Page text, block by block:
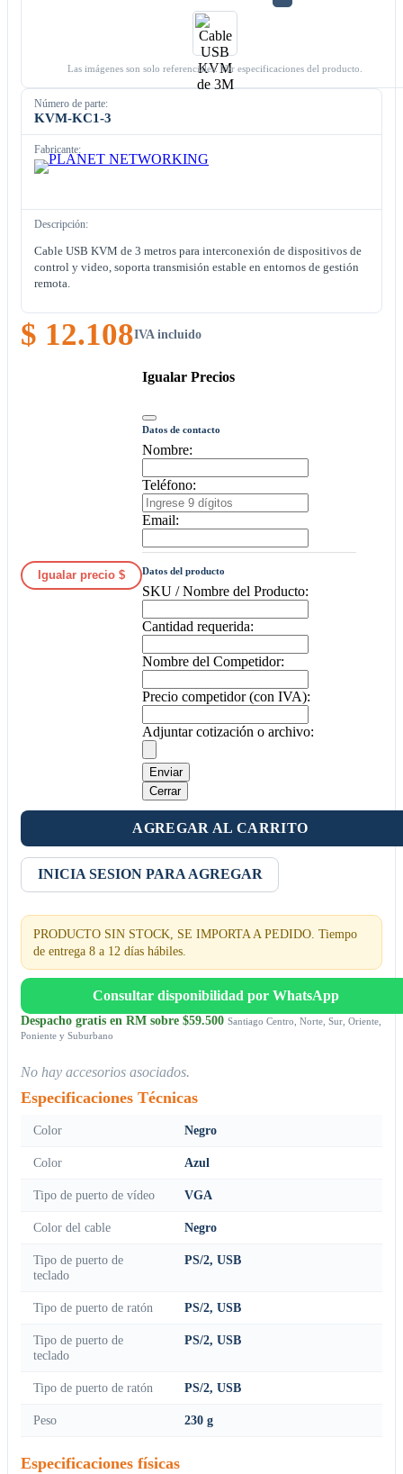
Las imágenes son solo referenciales. Ver especificaciones del producto.
Número de parte:
KVM-KC1-3
Fabricante:
Descripción:
Cable USB KVM de 3 metros para interconexión de dispositivos de
control y video, soporta transmisión estable en entornos de gestión
remota.
$ 12.108IVA incluido
Igualar precio $
Igualar Precios
Datos de contacto
Nombre:
Teléfono:
Email:
Datos del producto
SKU / Nombre del Producto:
Cantidad requerida:
Nombre del Competidor:
Precio competidor (con IVA):
Adjuntar cotización o archivo:
Enviar
Cerrar
AGREGAR AL CARRITO
INICIA SESION PARA AGREGAR
PRODUCTO SIN STOCK, SE IMPORTA A PEDIDO. Tiempo
de entrega 8 a 12 días hábiles.
Consultar disponibilidad por WhatsApp
Despacho gratis en RM sobre $59.500 Santiago Centro, Norte, Sur, Oriente,
Poniente y Suburbano
No hay accesorios asociados.
Especificaciones Técnicas
Color Negro
Color Azul
Tipo de puerto de vídeo VGA
Color del cable Negro
Tipo de puerto de
teclado
PS/2, USB
Tipo de puerto de ratón PS/2, USB
Tipo de puerto de
teclado
PS/2, USB
Tipo de puerto de ratón PS/2, USB
Peso 230 g
Especificaciones físicas